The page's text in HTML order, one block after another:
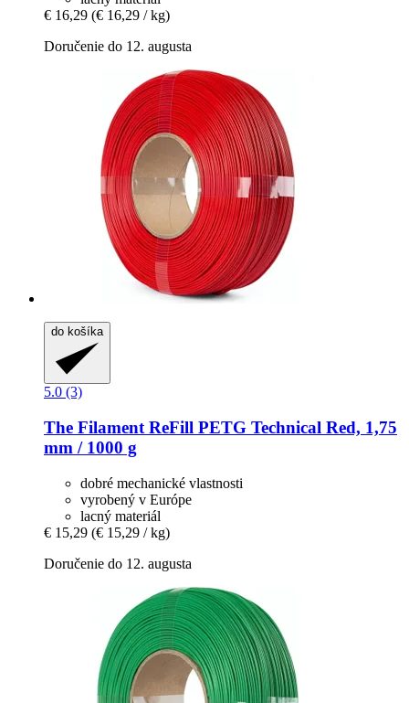
€ 16,29 (€ 16,29 / kg)
Doručenie do 12. augusta
do košíka
5.0 (3)
The Filament ReFill PETG Technical Red, 1,75
mm / 1000 g
dobré mechanické vlastnosti
vyrobený v Európe
lacný materiál
€ 15,29 (€ 15,29 / kg)
Doručenie do 12. augusta